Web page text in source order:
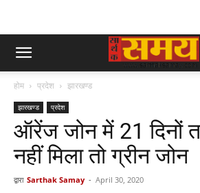
होम प्रदेश झारखण्ड
झारखण्ड प्रदेश
ऑरेंज जोन में 21 दिनों
नहीं मिला तो ग्रीन जोन
द्वारा Sarthak Samay - April 30, 2020